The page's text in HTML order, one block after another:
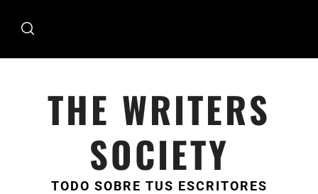
THE WRITERS
SOCIETY
TODO SOBRE TUS ESCRITORES